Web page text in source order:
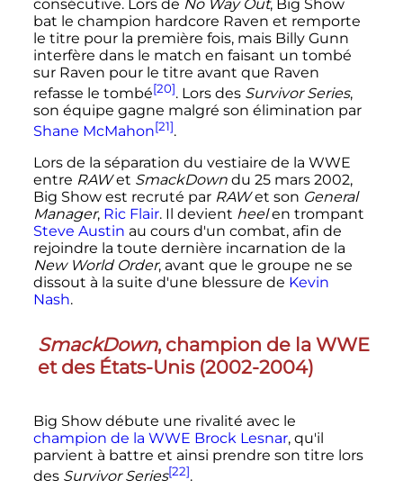
consécutive. Lors de No Way Out, Big Show
bat le champion hardcore Raven et remporte
le titre pour la première fois, mais Billy Gunn
interfère dans le match en faisant un tombé
sur Raven pour le titre avant que Raven
refasse le tombé[20]. Lors des Survivor Series,
son équipe gagne malgré son élimination par
Shane McMahon[21].
Lors de la séparation du vestiaire de la WWE
entre RAWet SmackDowndu 25 mars 2002,
Big Show est recruté par RAWet son General
Manager, Ric Flair. Il devient heelen trompant
Steve Austin au cours d'un combat, afin de
rejoindre la toute dernière incarnation de la
New World Order, avant que le groupe ne se
dissout à la suite d'une blessure de Kevin
Nash.
SmackDown, champion de la WWE
et des États-Unis (2002-2004)
Big Show débute une rivalité avec le
champion de la WWE Brock Lesnar, qu'il
parvient à battre et ainsi prendre son titre lors
des Survivor Series[22].